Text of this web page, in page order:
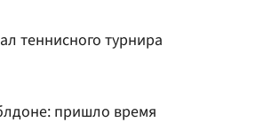
теннисного турнира
пришло время